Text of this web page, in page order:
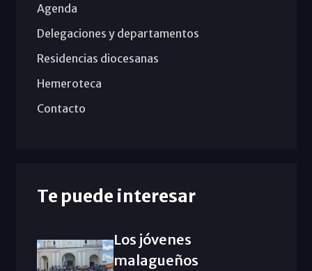
Agenda
Delegaciones y departamentos
Residencias diocesanas
Hemeroteca
Contacto
Te puede interesar
Los jóvenes
malagueños